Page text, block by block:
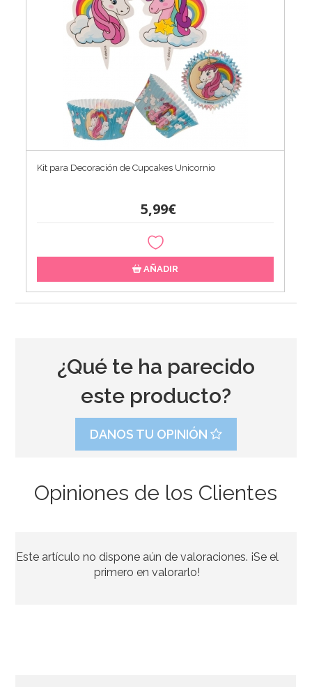
Kit para Decoración de Cupcakes Unicornio
5,99€
AÑADIR
14,95€
¿Qué te ha parecido
este producto?
DANOS TU OPINIÓN
Opiniones de los Clientes
Este artículo no dispone aún de valoraciones. ¡Se el
primero en valorarlo!